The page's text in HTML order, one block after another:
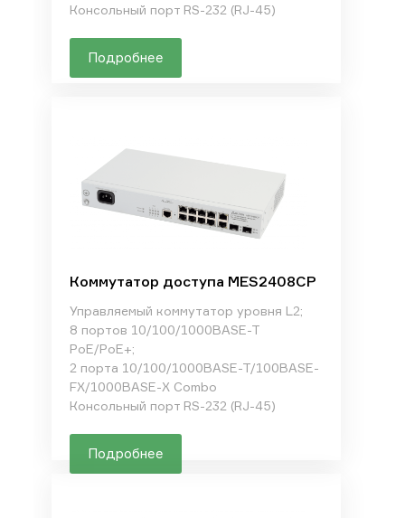
Консольный порт RS-232 (RJ-45)
Подробнее
Коммутатор доступа MES2408CP
Управляемый коммутатор уровня L2;
8 портов 10/100/1000BASE-T
PoE/PoE+;
2 порта 10/100/1000BASE-T/100BASE-
FX/1000BASE-X Combo
Консольный порт RS-232 (RJ-45)
Подробнее